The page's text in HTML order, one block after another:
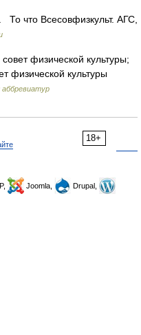
что Всесовфизкульт. АГС,
физической культуры;
физической культуры
аббревиатур
18+
Joomla,
Drupal,